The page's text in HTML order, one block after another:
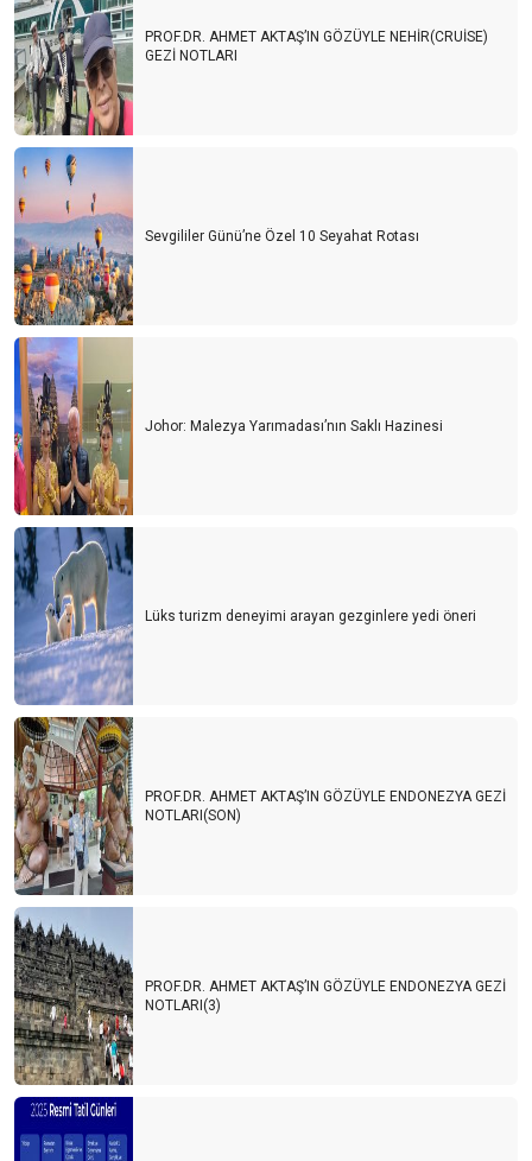
PROF.DR. AHMET AKTAŞ’IN GÖZÜYLE NEHİR(CRUİSE)
GEZİ NOTLARI
Sevgililer Günü’ne Özel 10 Seyahat Rotası
Johor: Malezya Yarımadası’nın Saklı Hazinesi
Lüks turizm deneyimi arayan gezginlere yedi öneri
PROF.DR. AHMET AKTAŞ’IN GÖZÜYLE ENDONEZYA GEZİ
NOTLARI(SON)
PROF.DR. AHMET AKTAŞ’IN GÖZÜYLE ENDONEZYA GEZİ
NOTLARI(3)